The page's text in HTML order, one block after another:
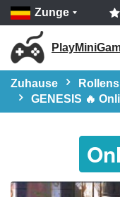
Zunge
Zuhause
GENESIS 🔥